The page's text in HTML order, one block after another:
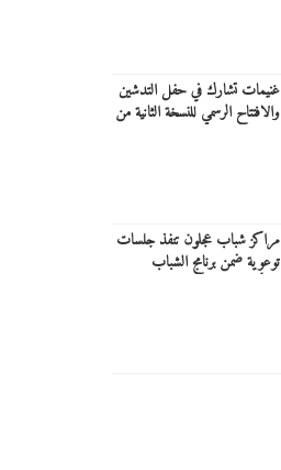
غنيمات تشارك في حفل التدشين
والافتتاح الرسمي للنسخة الثانية من
مراكز شباب عجلون تنفذ جلسات
توعوية ضمن برنامج الشباب